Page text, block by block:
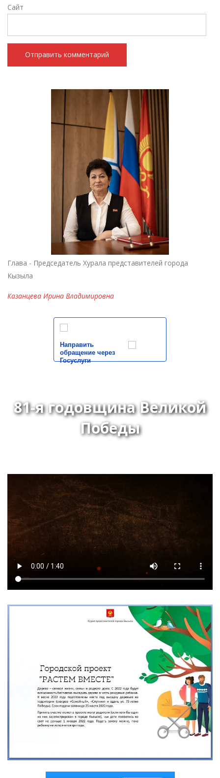
Сайт
Глава - Председатель Хурала представителей города
Кызыла
Казанцева Ирина Владимировна
Направить
обращение через
Госуслуги
81-я годовщина Великой
Победы